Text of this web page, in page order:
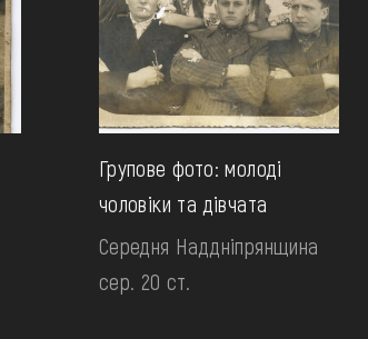
Групове фото: молоді
чоловіки та дівчата
Середня Наддніпрянщина
сер. 20 ст.